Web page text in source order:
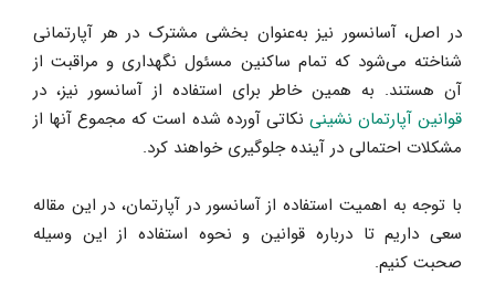
در اصل، آسانسور نیز به‌عنوان بخشی مشترک در هر آپارتمانی
شناخته می‌شود که تمام ساکنین مسئول نگهداری و مراقبت از
آن هستند. به همین خاطر برای استفاده از آسانسور نیز، در
قوانین آپارتمان نشینی نکاتی آورده شده است که مجموع آنها از
مشکلات احتمالی در آینده جلوگیری خواهند کرد.
با توجه به اهمیت استفاده از آسانسور در آپارتمان، در این مقاله
سعی داریم تا درباره قوانین و نحوه استفاده از این وسیله
صحبت کنیم.